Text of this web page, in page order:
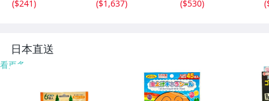
マット フロアマ
7
($241)
($1,637)
Z25
($530)
(
日本直送
看更多